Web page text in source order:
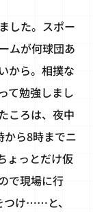
した。スポー
ムが何球団あ
から。相撲な
て勉強しまし
ころは、夜中
から8時までニ
ょっとだけ仮
で現場に行
つけ……と、